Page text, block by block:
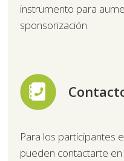
instrumento para
sponsorización.
Para los participantes
pueden contactarte